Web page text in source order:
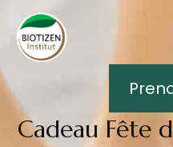
contenu
Cadeau Fête